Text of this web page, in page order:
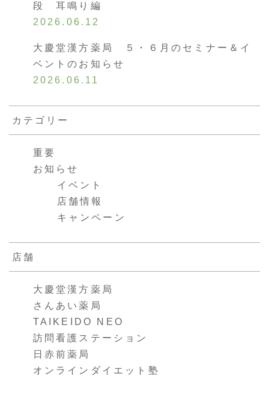
段 耳鳴り編
2026.06.12
大慶堂漢方薬局 ５・６月のセミナー＆イ
ベントのお知らせ
2026.06.11
カテゴリー
重要
お知らせ
イベント
店舗情報
キャンペーン
店舗
大慶堂漢方薬局
さんあい薬局
TAIKEIDO NEO
訪問看護ステーション
日赤前薬局
オンラインダイエット塾